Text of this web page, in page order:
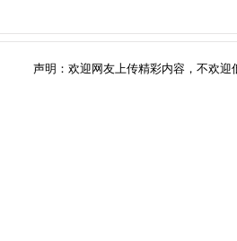
声明：欢迎网友上传精彩内容，不欢